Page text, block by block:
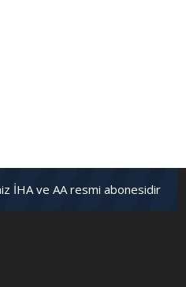
İHA ve AA resmi abonesidir